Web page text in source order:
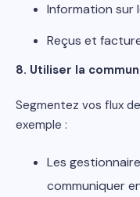
Information sur
Reçus et
8. Utiliser la
Segmentez vos flux
exemple :
Les
communiquer